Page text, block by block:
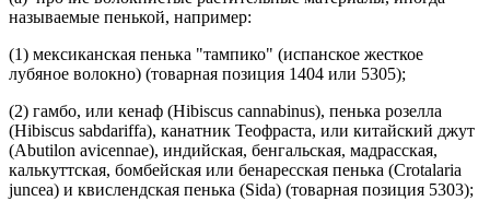
называемые пенькой, например:
(1) мексиканская пенька "тампико" (испанское жесткое
лубяное волокно) (товарная позиция 1404 или 5305);
(2) гамбо, или кенаф (Hibiscus cannabinus), пенька розелла
(Hibiscus sabdariffa), канатник Теофраста, или китайский джут
(Abutilon avicennae), индийская, бенгальская, мадрасская,
калькуттская, бомбейская или бенаресская пенька (Crotalaria
juncea) и квислендская пенька (Sida) (товарная позиция 5303);